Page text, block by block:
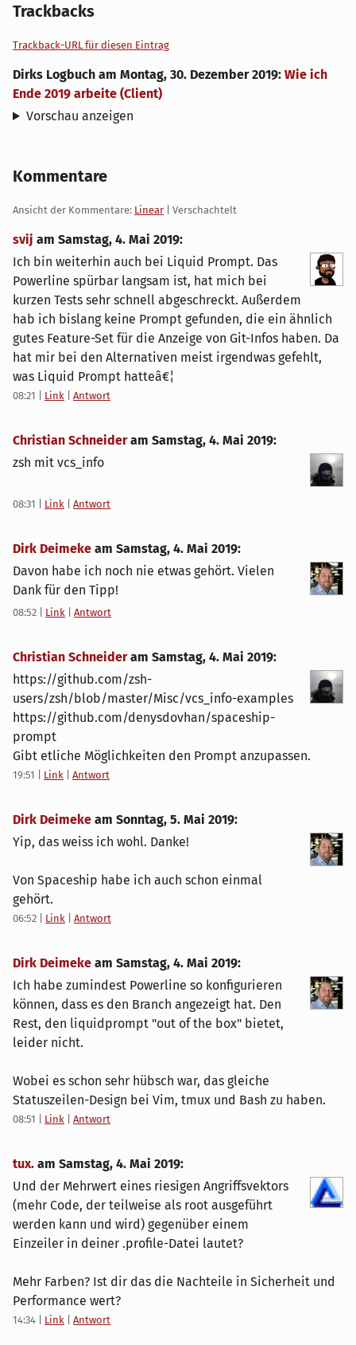
Trackbacks
Trackback-URL für diesen Eintrag
Dirks Logbuch am Montag, 30. Dezember 2019: Wie ich
Ende 2019 arbeite (Client)
Vorschau anzeigen
Kommentare
Ansicht der Kommentare: Linear | Verschachtelt
svij am Samstag, 4. Mai 2019:
Ich bin weiterhin auch bei Liquid Prompt. Das
Powerline spürbar langsam ist, hat mich bei
kurzen Tests sehr schnell abgeschreckt. Außerdem
hab ich bislang keine Prompt gefunden, die ein ähnlich
gutes Feature-Set für die Anzeige von Git-Infos haben. Da
hat mir bei den Alternativen meist irgendwas gefehlt,
was Liquid Prompt hatteâ€¦
08:21 Link Antwort
Christian Schneideram Samstag, 4. Mai 2019:
zsh mit vcs_info
08:31 Link Antwort
Dirk Deimeke am Samstag, 4. Mai 2019:
Davon habe ich noch nie etwas gehört. Vielen
Dank für den Tipp!
08:52 Link Antwort
Christian Schneideram Samstag, 4. Mai 2019:
https://github.com/zsh-
users/zsh/blob/master/Misc/vcs_info-examples
https://github.com/denysdovhan/spaceship-
prompt
Gibt etliche Möglichkeiten den Prompt anzupassen.
19:51 Link Antwort
Dirk Deimeke am Sonntag, 5. Mai 2019:
Yip, das weiss ich wohl. Danke!
Von Spaceship habe ich auch schon einmal
gehört.
06:52 Link Antwort
Dirk Deimeke am Samstag, 4. Mai 2019:
Ich habe zumindest Powerline so konfigurieren
können, dass es den Branch angezeigt hat. Den
Rest, den liquidprompt "out of the box" bietet,
leider nicht.
Wobei es schon sehr hübsch war, das gleiche
Statuszeilen-Design bei Vim, tmux und Bash zu haben.
08:51 Link Antwort
tux. am Samstag, 4. Mai 2019:
Und der Mehrwert eines riesigen Angriffsvektors
(mehr Code, der teilweise als root ausgeführt
werden kann und wird) gegenüber einem
Einzeiler in deiner .profile-Datei lautet?
Mehr Farben? Ist dir das die Nachteile in Sicherheit und
Performance wert?
14:34 Link Antwort